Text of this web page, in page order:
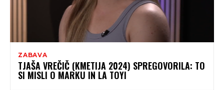
ZABAVA
TJAŠA VREČIČ (KMETIJA 2024) SPREGOVORILA: TO
SI MISLI O MARKU IN LA TOYI